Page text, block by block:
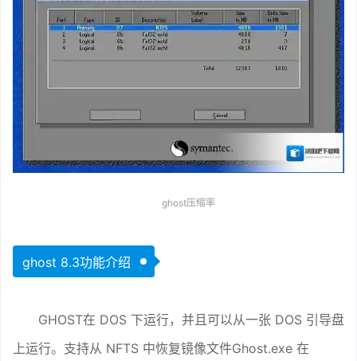
ghost压缩率
ghost 8.3功能介绍
GHOST在 DOS 下运行，并且可以从一张 DOS 引导盘
上运行。支持从 NFTS 中恢复镜像文件Ghost.exe 在